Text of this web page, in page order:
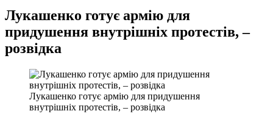
Лукашенко готує армію для
придушення внутрішніх протестів, –
розвідка
Лукашенко готує армію для придушення
внутрішніх протестів, – розвідка